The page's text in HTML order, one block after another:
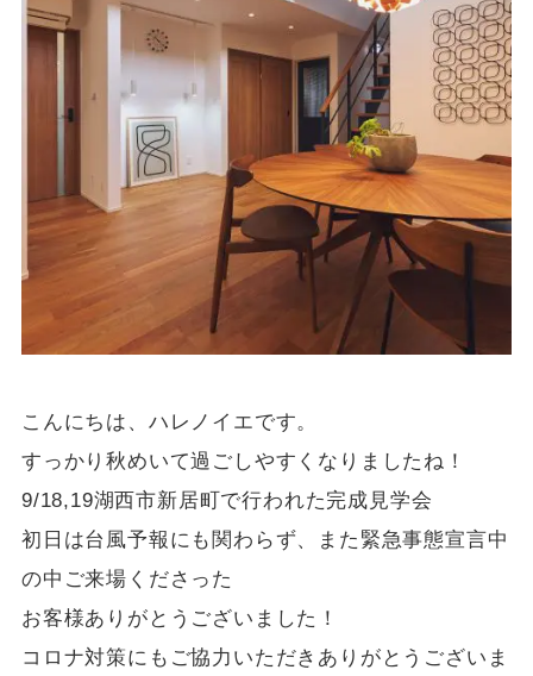
こんにちは、ハレノイエです。
すっかり秋めいて過ごしやすくなりましたね！
9/18,19湖西市新居町で行われた完成見学会
初日は台風予報にも関わらず、また緊急事態宣言中
の中ご来場くださった
お客様ありがとうございました！
コロナ対策にもご協力いただきありがとうございま